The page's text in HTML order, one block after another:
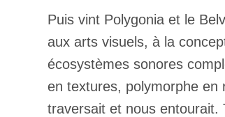
Puis vint Polygonia et le
aux arts visuels, à la
écosystèmes sonores
en textures, polymorphe en
traversait et nous entourait.